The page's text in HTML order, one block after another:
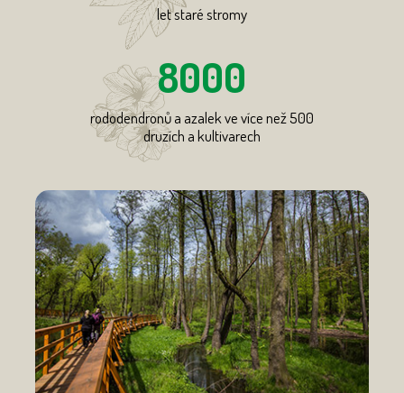
let staré stromy
8000
rododendronů a azalek ve více než 500
druzích a kultivarech